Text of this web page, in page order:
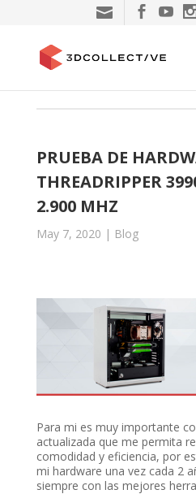
PRUEBA DE
THREADRIPPER
2.900 MHZ
May 7, 2020 | Blog
Para mi es muy importante
actualizada que me permita
comodidad y eficiencia, por
mi hardware una vez cada 2
siempre con las mejores